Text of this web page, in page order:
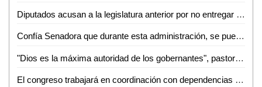
Diputados acusan a la legislatura anterior por no entregar información en materia de recursos
Confía Senadora que durante esta administración, se pueda solucionar desabasto de medicamentos
"Dios es la máxima autoridad de los gobernantes", pastor Héctor de Luna
El congreso trabajará en coordinación con dependencias del poder ejecutivo y el sector privado, para generar desarrollo en todo el estado